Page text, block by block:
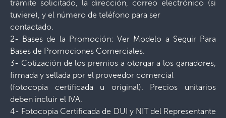
trámite solicitado, la dirección, correo electrónico (si
tuviere), y el número de teléfono para ser
contactado.
2- Bases de la Promoción: Ver Modelo a Seguir Para
Bases de Promociones Comerciales.
3- Cotización de los premios a otorgar a los ganadores,
firmada y sellada por el proveedor comercial
(fotocopia certificada u original). Precios unitarios
deben incluir el IVA.
4- Fotocopia Certificada de DUI y NIT del Representante